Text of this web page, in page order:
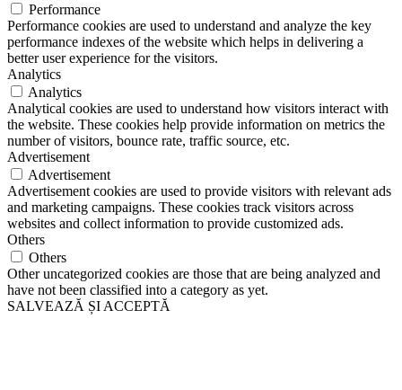
Performance
Performance cookies are used to understand and analyze the key
performance indexes of the website which helps in delivering a
better user experience for the visitors.
Analytics
Analytics
Analytical cookies are used to understand how visitors interact with
the website. These cookies help provide information on metrics the
number of visitors, bounce rate, traffic source, etc.
Advertisement
Advertisement
Advertisement cookies are used to provide visitors with relevant ads
and marketing campaigns. These cookies track visitors across
websites and collect information to provide customized ads.
Others
Others
Other uncategorized cookies are those that are being analyzed and
have not been classified into a category as yet.
SALVEAZĂ ȘI ACCEPTĂ